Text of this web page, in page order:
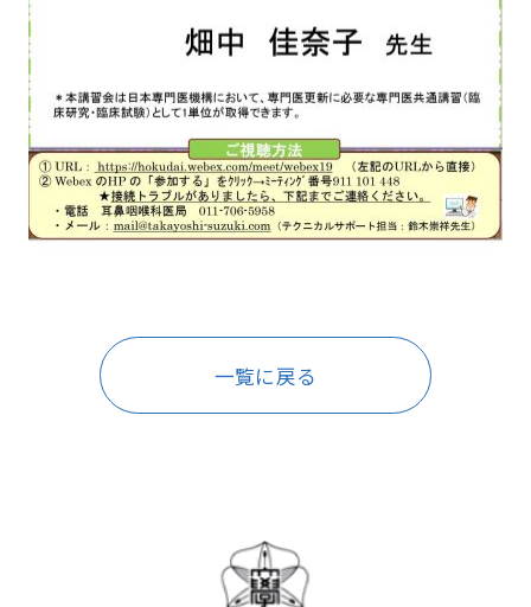
一覧に戻る